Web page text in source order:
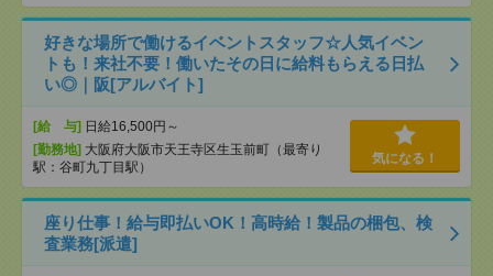
好きな場所で働けるイベントスタッフ☆人気イベン
トも！来社不要！働いたその日に給料もらえる日払
い◎｜阪[アルバイト]
[給 与] 日給16,500円～
[勤務地] 大阪府大阪市天王寺区生玉前町（最寄り
駅：谷町九丁目駅）
気になる！
座り仕事！給与即払いOK！高時給！製品の梱包、検
査業務[派遣]